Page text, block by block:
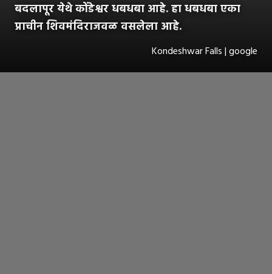
बदलापूर येथे कोंडेश्वर धबधबा आहे. हा धबधबा एका
प्राचीन शिवमंदिराजवळ वसलेला आहे.
Kondeshwar Falls | google